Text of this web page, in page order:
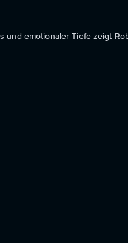
und emotionaler Tiefe zeigt